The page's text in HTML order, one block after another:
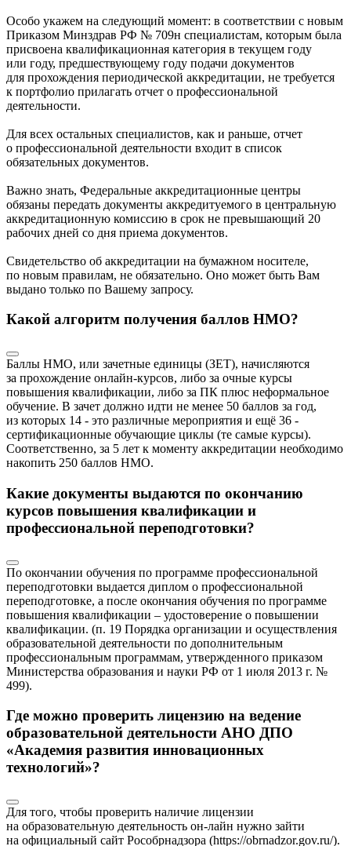
Особо укажем на следующий момент: в соответствии с новым
Приказом Минздрав РФ № 709н специалистам, которым была
присвоена квалификационная категория в текущем году
или году, предшествующему году подачи документов
для прохождения периодической аккредитации, не требуется
к портфолио прилагать отчет о профессиональной
деятельности.
Для всех остальных специалистов, как и раньше, отчет
о профессиональной деятельности входит в список
обязательных документов.
Важно знать, Федеральные аккредитационные центры
обязаны передать документы аккредитуемого в центральную
аккредитационную комиссию в срок не превышающий 20
рабочих дней со дня приема документов.
Свидетельство об аккредитации на бумажном носителе,
по новым правилам, не обязательно. Оно может быть Вам
выдано только по Вашему запросу.
Какой алгоритм получения баллов НМО?
Баллы НМО, или зачетные единицы (ЗЕТ), начисляются
за прохождение онлайн-курсов, либо за очные курсы
повышения квалификации, либо за ПК плюс неформальное
обучение. В зачет должно идти не менее 50 баллов за год,
из которых 14 - это различные мероприятия и ещё 36 -
сертификационные обучающие циклы (те самые курсы).
Соответственно, за 5 лет к моменту аккредитации необходимо
накопить 250 баллов НМО.
Какие документы выдаются по окончанию
курсов повышения квалификации и
профессиональной переподготовки?
По окончании обучения по программе профессиональной
переподготовки выдается диплом о профессиональной
переподготовке, а после окончания обучения по программе
повышения квалификации – удостоверение о повышении
квалификации. (п. 19 Порядка организации и осуществления
образовательной деятельности по дополнительным
профессиональным программам, утвержденного приказом
Министерства образования и науки РФ от 1 июля 2013 г. №
499).
Где можно проверить лицензию на ведение
образовательной деятельности АНО ДПО
«Академия развития инновационных
технологий»?
Для того, чтобы проверить наличие лицензии
на образовательную деятельность он-лайн нужно зайти
на официальный сайт Рособрнадзора (https://obrnadzor.gov.ru/).